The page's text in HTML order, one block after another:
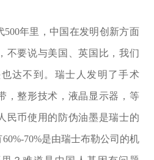
年里，中国在发明创新方面
不要说与美国、英国比，我们
达不到。瑞士人发明了手术
，整形技术，液晶显示器，等
民币使用的防伪油墨是瑞士的
70%是由瑞士布勒公司的机